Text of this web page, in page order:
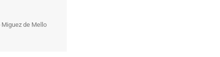
Miguez de Mello